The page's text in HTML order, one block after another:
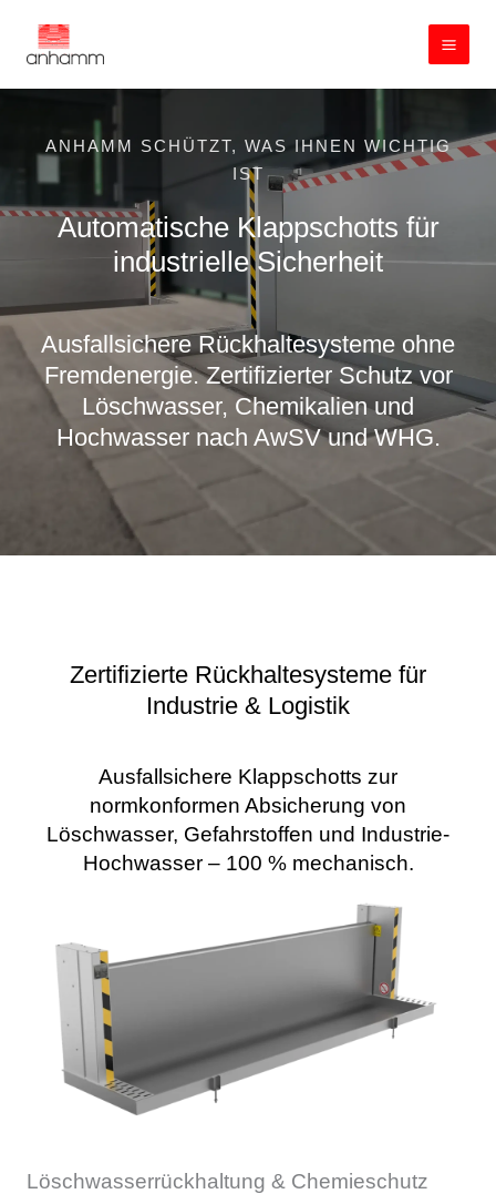
springen
ANHAMM SCHÜTZT, WAS IHNEN WICHTIG
IST
Automatische Klappschotts für
industrielle Sicherheit
Ausfallsichere Rückhaltesysteme ohne
Fremdenergie. Zertifizierter Schutz vor
Löschwasser, Chemikalien und
Hochwasser nach AwSV und WHG.
Zertifizierte Rückhaltesysteme für
Industrie & Logistik
Ausfallsichere Klappschotts zur
normkonformen Absicherung von
Löschwasser, Gefahrstoffen und Industrie-
Hochwasser – 100 % mechanisch.
Löschwasserrückhaltung & Chemieschutz